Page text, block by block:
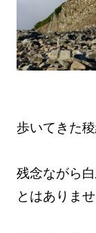
歩いてきた稜
残念ながら
とはありま